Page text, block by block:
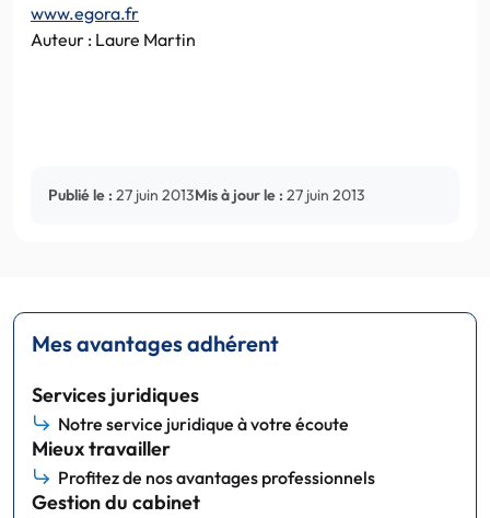
www.egora.fr
Auteur : Laure Martin
Publié le : 27 juin 2013Mis à jour le : 27 juin 2013
Mes avantages adhérent
Services juridiques
Notre service juridique à votre écoute
Mieux travailler
Profitez de nos avantages professionnels
Gestion du cabinet